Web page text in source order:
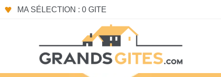
MA SÉLECTION : 0 GITE
Panneau de gestion des cookies